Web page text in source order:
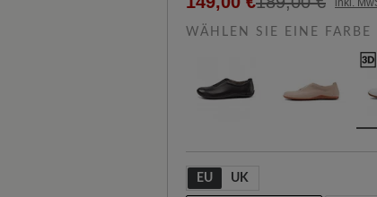
inkl.
WÄHLEN SIE EINE FARBE
EU UK